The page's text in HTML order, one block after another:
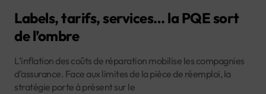
Labels, tarifs, services… la PQE sort
de l’ombre
L’inflation des coûts de réparation mobilise les compagnies
d’assurance. Face aux limites de la pièce de réemploi, la
stratégie porte à présent sur le